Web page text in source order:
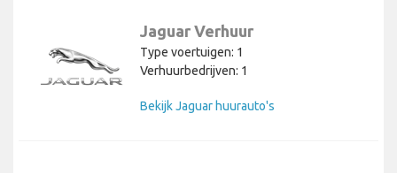
Jaguar Verhuur
Type voertuigen: 1
Verhuurbedrijven: 1
Bekijk Jaguar huurauto's